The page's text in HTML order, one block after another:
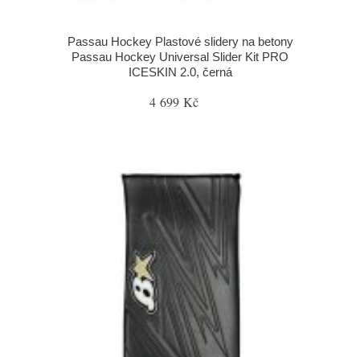
Passau Hockey Plastové slidery na betony
Passau Hockey Universal Slider Kit PRO
ICESKIN 2.0, černá
4 699 Kč